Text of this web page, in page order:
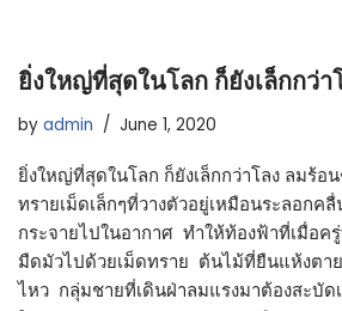
ยิ่งใหญ่ที่สุดในโลก ก็ยังเล็กกว่า
by admin June 1, 2020
ยิ่งใหญ่ที่สุดในโลก ก็ยังเล็กกว่าโลง ลมร้อ
ทรายเม็ดเล็กๆที่วางตัวอยู่เหมือนระลอกค
กระจายไปในอากาศ ทำให้ท้องฟ้าที่เมื่อค
มืดมัวไปด้วยเม็ดทราย ต้นไม้ที่ยืนแห้งตา
ไหว กลุ่มชายที่เดินฝ่าลมแรงมาต้องสะบัด